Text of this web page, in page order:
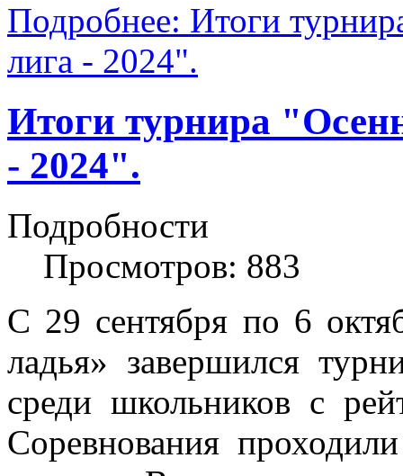
Подробнее: Итоги
лига - 2024".
Итоги турнира
- 2024".
Подробности
Просмотров: 883
С 29 сентября по 6
ладья» завершился
среди школьников с
Соревнования